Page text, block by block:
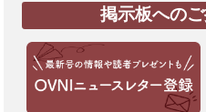
掲示板への